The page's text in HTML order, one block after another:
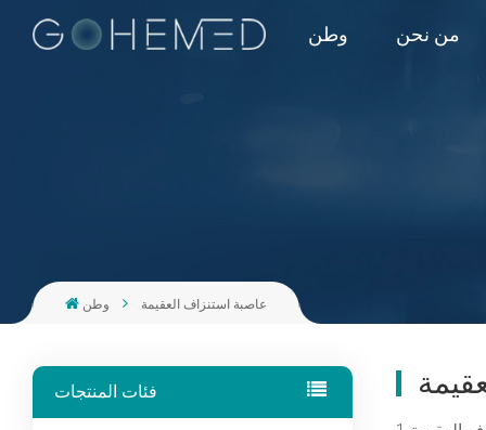
وطن من نحن
وطن عاصبة استنزاف العقيمة
فئات المنتجات